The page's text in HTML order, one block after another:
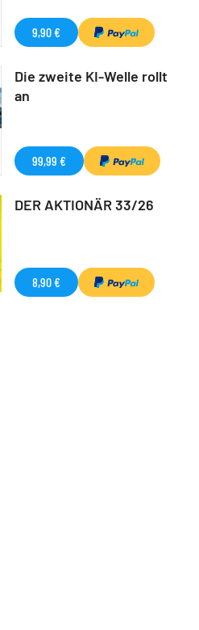
9,90 €
Die zweite KI-Welle rollt
an
99,99 €
DER AKTIONÄR 33/26
8,90 €